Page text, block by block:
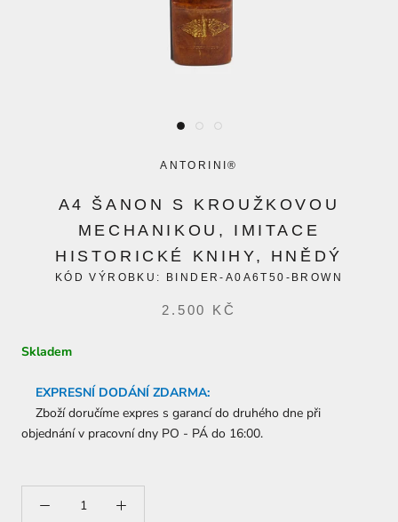
ANTORINI®
A4 ŠANON S KROUŽKOVOU
MECHANIKOU, IMITACE
HISTORICKÉ KNIHY, HNĚDÝ
KÓD VÝROBKU: BINDER-A0A6T50-BROWN
2.500 KČ
Skladem
EXPRESNÍ DODÁNÍ ZDARMA:
Zboží doručíme expres s garancí do druhého dne při
objednání v pracovní dny PO - PÁ do 16:00.